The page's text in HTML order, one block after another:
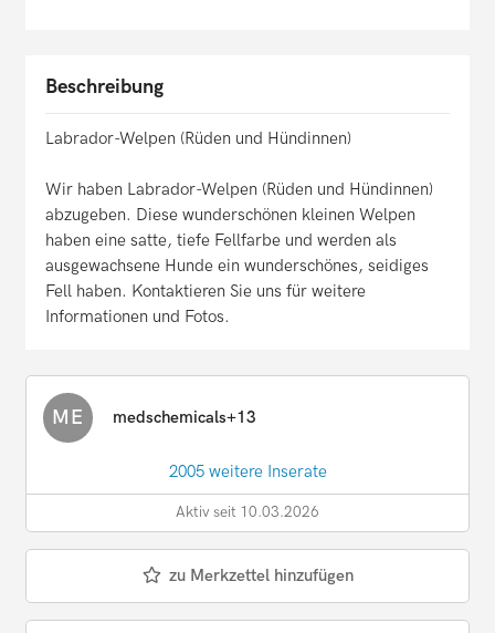
Beschreibung
Labrador-Welpen (Rüden und Hündinnen)
Wir haben Labrador-Welpen (Rüden und Hündinnen)
abzugeben. Diese wunderschönen kleinen Welpen
haben eine satte, tiefe Fellfarbe und werden als
ausgewachsene Hunde ein wunderschönes, seidiges
Fell haben. Kontaktieren Sie uns für weitere
Informationen und Fotos.
ME medschemicals+13
2005 weitere Inserate
Aktiv seit 10.03.2026
zu Merkzettel hinzufügen